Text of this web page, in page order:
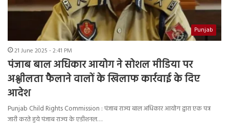
Punjab
21 June 2025 - 2:41 PM
पंजाब बाल अधिकार आयोग ने सोशल मीडिया पर
अश्लीलता फैलाने वालों के खिलाफ कार्रवाई के दिए
आदेश
Punjab Child Rights Commission : पंजाब राज्य बाल अधिकार आयोग द्वारा एक पत्र
जारी करते हुये पंजाब राज्य के एडीशनल…